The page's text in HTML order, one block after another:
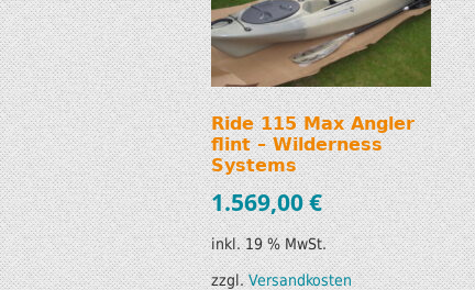
Ride 115 Max Angler
flint – Wilderness
Systems
1.569,00€
inkl. 19 % MwSt.
zzgl.Versandkosten